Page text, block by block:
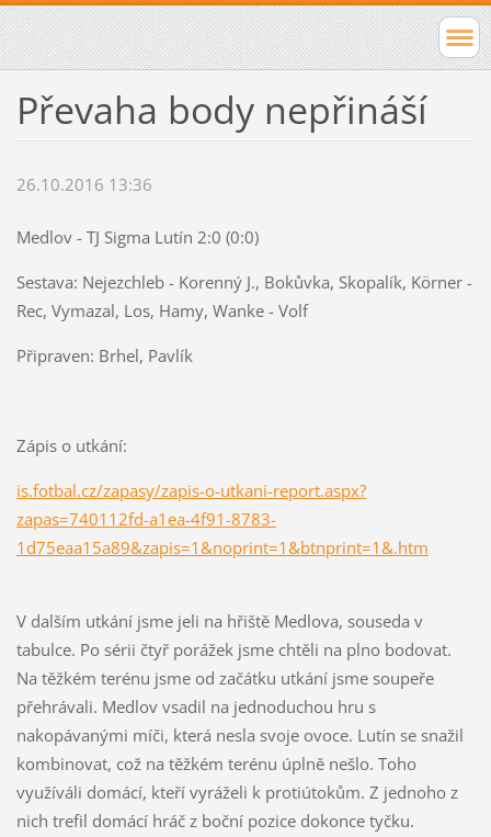
Převaha body nepřináší
26.10.2016 13:36
Medlov - TJ Sigma Lutín 2:0 (0:0)
Sestava: Nejezchleb - Korenný J., Bokůvka, Skopalík, Körner -
Rec, Vymazal, Los, Hamy, Wanke - Volf
Připraven: Brhel, Pavlík
Zápis o utkání:
is.fotbal.cz/zapasy/zapis-o-utkani-report.aspx?
zapas=740112fd-a1ea-4f91-8783-
1d75eaa15a89&zapis=1&noprint=1&btnprint=1&.htm
V dalším utkání jsme jeli na hřiště Medlova, souseda v
tabulce. Po sérii čtyř porážek jsme chtěli na plno bodovat.
Na těžkém terénu jsme od začátku utkání jsme soupeře
přehrávali. Medlov vsadil na jednoduchou hru s
nakopávanými míči, která nesla svoje ovoce. Lutín se snažil
kombinovat, což na těžkém terénu úplně nešlo. Toho
využíváli domácí, kteří vyráželi k protiútokům. Z jednoho z
nich trefil domácí hráč z boční pozice dokonce tyčku.